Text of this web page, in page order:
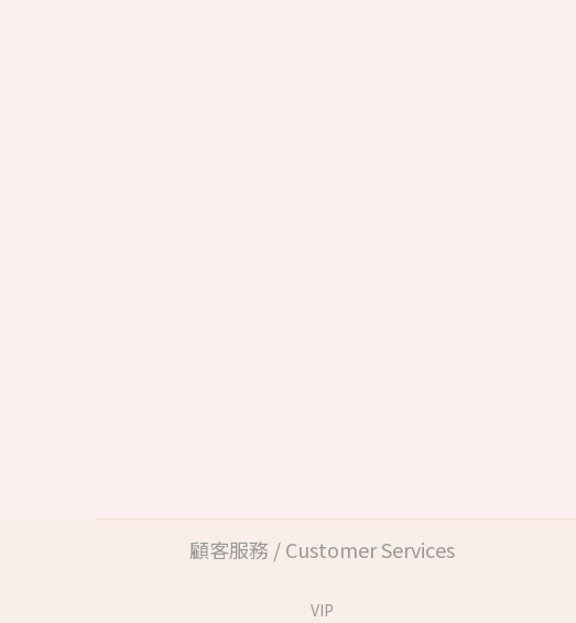
顧客服務 / Customer Services
VIP